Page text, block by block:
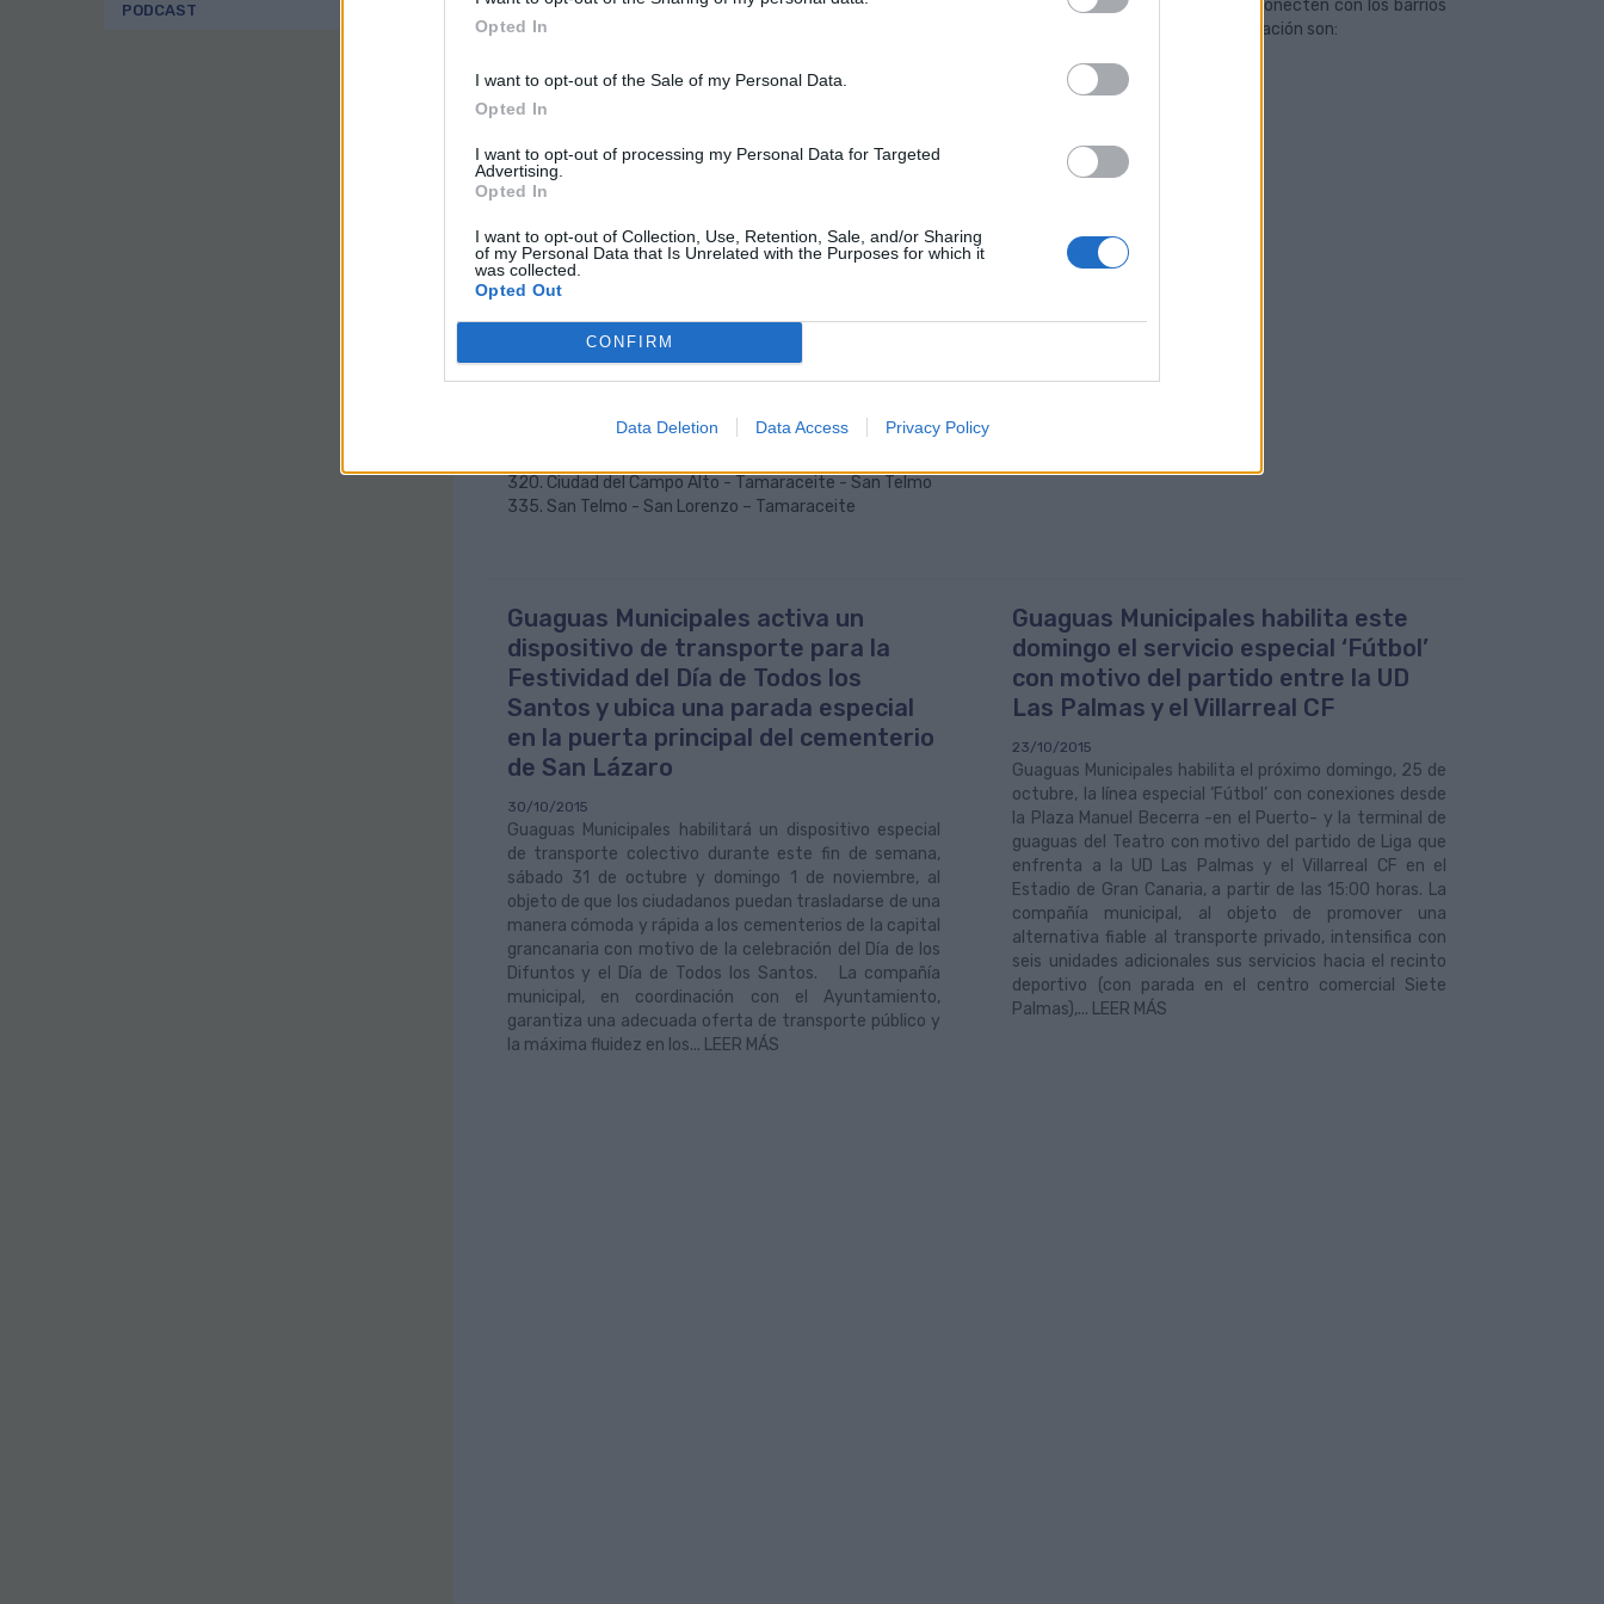
Opted In
I want to opt-out of the Sale of my Personal Data.
Opted In
I want to opt-out of processing my Personal Data for Targeted
Advertising.
Opted In
I want to opt-out of Collection, Use, Retention, Sale, and/or Sharing
of my Personal Data that Is Unrelated with the Purposes for which it
was collected.
Opted Out
CONFIRM
Data Deletion Data Access Privacy Policy
PODCAST
La tarifa del Bono Guagua-Global, que se aplica únicamente en líneas específicas de Global que conecten con los barrios
indicados, es sólo válida para los desplazamientos en los límites del municipio. Las 19 líneas de aplicación son:
01. Las Palmas de GC- Mogán (para los vecinos de San Cristóbal)
12. Las Palmas de GC – Telde (para los vecinos de Cuesta Ramón)
58. Tafira Alta - Las Palmas de GC (para los vecinos de San Cristóbal)
59. Las Palmas de GC – Ramblas de Jinámar
205. San Telmo - Arucas (para los vecinos de Tenoya)
223. Las Mesas - Tamaraceite - San Telmo
224. Lomo Los Frailes-San Telmo
229. San Telmo - San José del Álamo - Teror
301. Las Palmas de GC - San Mateo (desde o hasta Tafira, para los vecinos de Tafira)
302. Las Palmas de GC - La Calzada
303. Santa Brigida - San Mateo (desde o hasta Tafira, para vecinos de Tafira)
317. San Telmo - Los Giles - Ladera Alta - El Rincon - Sta Catalina
320. Ciudad del Campo Alto - Tamaraceite - San Telmo
335. San Telmo - San Lorenzo – Tamaraceite
Guaguas Municipales activa un
dispositivo de transporte para la
Festividad del Día de Todos los
Santos y ubica una parada especial
en la puerta principal del cementerio
de San Lázaro
30/10/2015
Guaguas Municipales habilitará un dispositivo especial
de transporte colectivo durante este fin de semana,
sábado 31 de octubre y domingo 1 de noviembre, al
objeto de que los ciudadanos puedan trasladarse de una
manera cómoda y rápida a los cementerios de la capital
grancanaria con motivo de la celebración del Día de los
Difuntos y el Día de Todos los Santos. La compañía
municipal, en coordinación con el Ayuntamiento,
garantiza una adecuada oferta de transporte público y
la máxima fluidez en los... LEER MÁS
Guaguas Municipales habilita este
domingo el servicio especial ‘Fútbol’
con motivo del partido entre la UD
Las Palmas y el Villarreal CF
23/10/2015
Guaguas Municipales habilita el próximo domingo, 25 de
octubre, la línea especial ‘Fútbol’ con conexiones desde
la Plaza Manuel Becerra -en el Puerto- y la terminal de
guaguas del Teatro con motivo del partido de Liga que
enfrenta a la UD Las Palmas y el Villarreal CF en el
Estadio de Gran Canaria, a partir de las 15:00 horas. La
compañía municipal, al objeto de promover una
alternativa fiable al transporte privado, intensifica con
seis unidades adicionales sus servicios hacia el recinto
deportivo (con parada en el centro comercial Siete
Palmas),... LEER MÁS